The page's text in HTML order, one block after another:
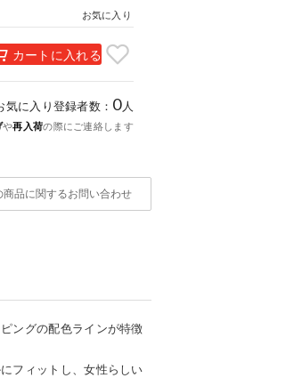
お気に入り
カートに入れる
気に入り登録者数： 0人
や再入荷の際にご連絡します
商品に関するお問い合わせ
ングの配色ラインが特徴
フィットし、女性らしい